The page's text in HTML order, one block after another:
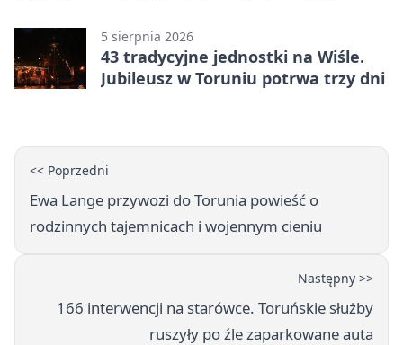
5 sierpnia 2026
43 tradycyjne jednostki na Wiśle.
Jubileusz w Toruniu potrwa trzy dni
<< Poprzedni
Ewa Lange przywozi do Torunia powieść o
rodzinnych tajemnicach i wojennym cieniu
Następny >>
166 interwencji na starówce. Toruńskie służby
ruszyły po źle zaparkowane auta